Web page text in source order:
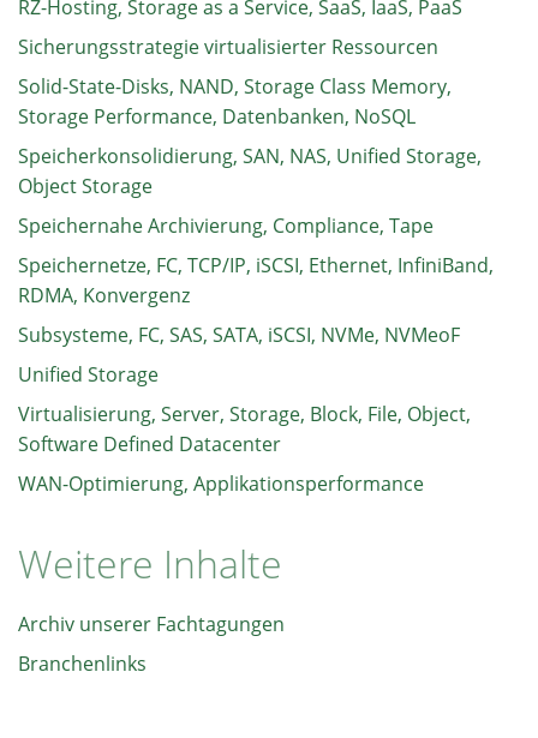
RZ-Hosting, Storage as a Service, SaaS, IaaS, PaaS
Sicherungsstrategie virtualisierter Ressourcen
Solid-State-Disks, NAND, Storage Class Memory,
Storage Performance, Datenbanken, NoSQL
Speicherkonsolidierung, SAN, NAS, Unified Storage,
Object Storage
Speichernahe Archivierung, Compliance, Tape
Speichernetze, FC, TCP/IP, iSCSI, Ethernet, InfiniBand,
RDMA, Konvergenz
Subsysteme, FC, SAS, SATA, iSCSI, NVMe, NVMeoF
Unified Storage
Virtualisierung, Server, Storage, Block, File, Object,
Software Defined Datacenter
WAN-Optimierung, Applikationsperformance
Weitere Inhalte
Archiv unserer Fachtagungen
Branchenlinks